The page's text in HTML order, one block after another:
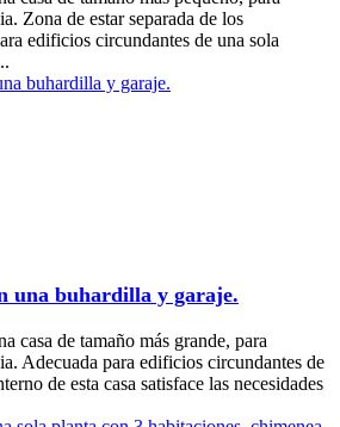
Zona de estar separada de los
edificios circundantes de una sola
una buhardilla y garaje.
de tamaño más grande, para
Adecuada para edificios circundantes de
de esta casa satisface las necesidades